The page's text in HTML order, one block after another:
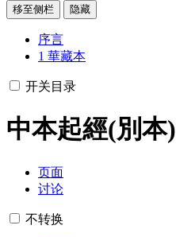
移至侧栏 隐藏
序言
1 華藏本
开关目录
中本起經(別本)
页面
讨论
不转换